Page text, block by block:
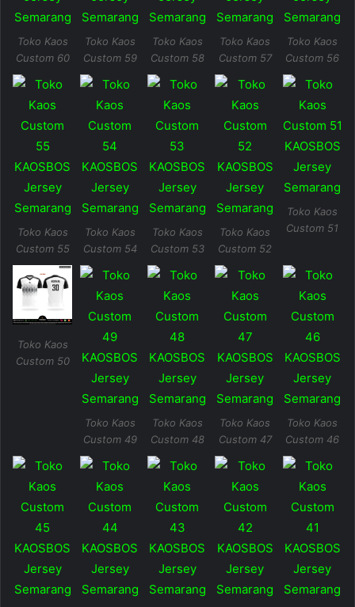
Toko Kaos
Custom 60
Toko Kaos
Custom 59
Toko Kaos
Custom 58
Toko Kaos
Custom 57
Toko Kaos
Custom 56
Toko Kaos
Custom 55
Toko Kaos
Custom 54
Toko Kaos
Custom 53
Toko Kaos
Custom 52
Toko Kaos
Custom 51
Toko Kaos
Custom 50
Toko Kaos
Custom 49
Toko Kaos
Custom 48
Toko Kaos
Custom 47
Toko Kaos
Custom 46